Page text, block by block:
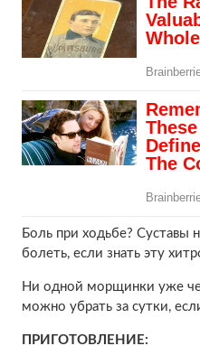
Боль при ходьбе? Суставы
болеть, если знать эту
Ни одной морщинки уже
можно убрать за сутки,
ПРИГОТОВЛЕНИЕ: